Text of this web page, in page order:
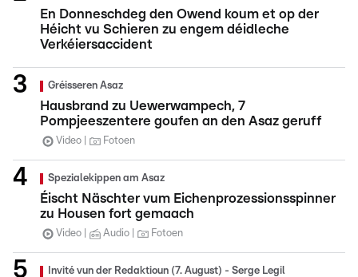
En Donneschdeg den Owend koum et op der
Héicht vu Schieren zu engem déidleche
Verkéiersaccident
Gréisseren Asaz
Hausbrand zu Uewerwampech, 7
Pompjeeszentere goufen an den Asaz geruff
Video Fotoen
Spezialekippen am Asaz
Éischt Näschter vum Eichenprozessionsspinner
zu Housen fort gemaach
Video Audio Fotoen
Invité vun der Redaktioun (7. August) - Serge Legil